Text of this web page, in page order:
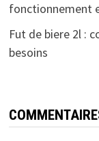
fonctionnement
Fut de biere 2l :
besoins